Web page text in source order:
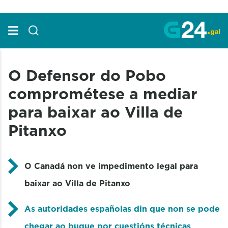
O Defensor do Pobo
comprométese a mediar
para baixar ao Villa de
Pitanxo
O Canadá non ve impedimento legal para
baixar ao Villa de Pitanxo
As autoridades españolas din que non se pode